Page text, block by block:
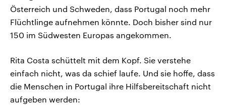
Österreich und Schweden, dass Portugal noch mehr
Flüchtlinge aufnehmen könnte. Doch bisher sind nur
150 im Südwesten Europas angekommen.
Rita Costa schüttelt mit dem Kopf. Sie verstehe
einfach nicht, was da schief laufe. Und sie hoffe, dass
die Menschen in Portugal ihre Hilfsbereitschaft nicht
aufgeben werden: